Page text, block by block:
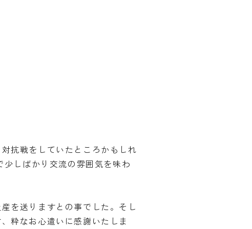
抗戦をしていたところかもしれ
しばかり交流の雰囲気を味わ
を送りますとの事でした。そし
粋なお心遣いに感謝いたしま